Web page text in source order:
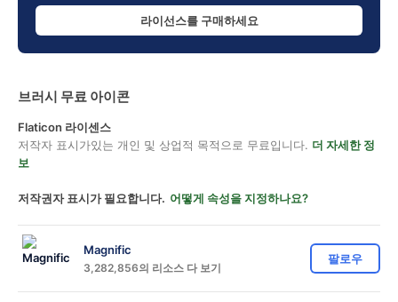
라이선스를 구매하세요
브러시 무료 아이콘
Flaticon 라이센스
저작자 표시가있는 개인 및 상업적 목적으로 무료입니다. 더 자세한 정
보
저작권자 표시가 필요합니다. 어떻게 속성을 지정하나요?
Magnific
3,282,856의 리소스 다 보기
팔로우